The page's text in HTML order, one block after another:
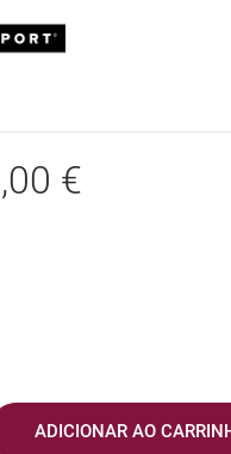
€
ADICIONAR AO